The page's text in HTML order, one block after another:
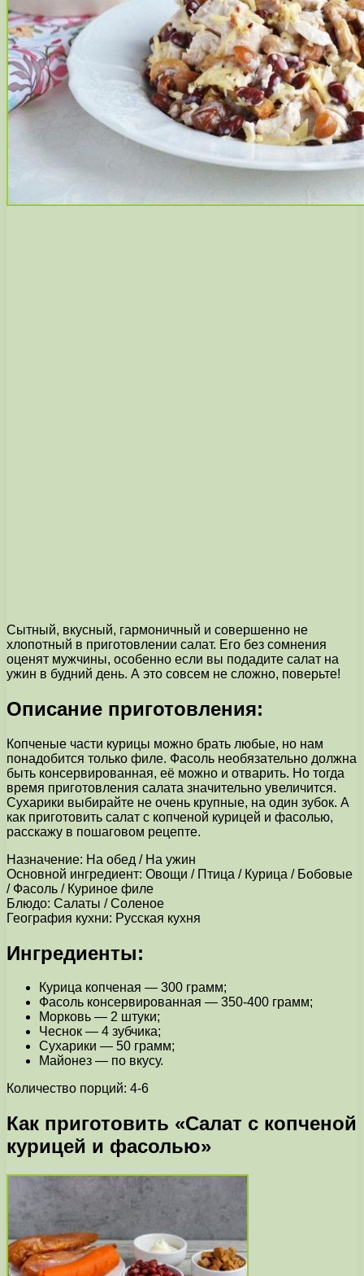
Сытный, вкусный, гармоничный и совершенно не
хлопотный в приготовлении салат. Его без сомнения
оценят мужчины, особенно если вы подадите салат на
ужин в будний день. А это совсем не сложно, поверьте!
Описание приготовления:
Копченые части курицы можно брать любые, но нам
понадобится только филе. Фасоль необязательно должна
быть консервированная, её можно и отварить. Но тогда
время приготовления салата значительно увеличится.
Сухарики выбирайте не очень крупные, на один зубок. А
как приготовить салат с копченой курицей и фасолью,
расскажу в пошаговом рецепте.
Назначение: На обед / На ужин
Основной ингредиент: Овощи / Птица / Курица / Бобовые
/ Фасоль / Куриное филе
Блюдо: Салаты / Соленое
География кухни: Русская кухня
Ингредиенты:
Курица копченая — 300 грамм;
Фасоль консервированная — 350-400 грамм;
Морковь — 2 штуки;
Чеснок — 4 зубчика;
Сухарики — 50 грамм;
Майонез — по вкусу.
Количество порций: 4-6
Как приготовить «Салат с копченой
курицей и фасолью»